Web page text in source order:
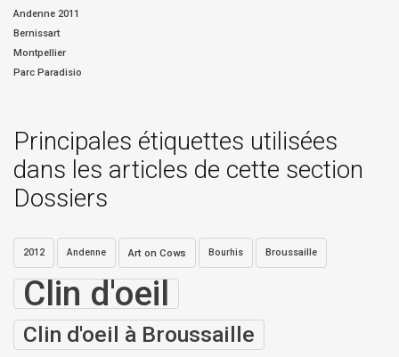
Andenne 2011
Bernissart
Montpellier
Parc Paradisio
Principales étiquettes utilisées
dans les articles de cette section
Dossiers
2012 Andenne Art on Cows Bourhis Broussaille
Clin d'oeil
Clin d'oeil à Broussaille